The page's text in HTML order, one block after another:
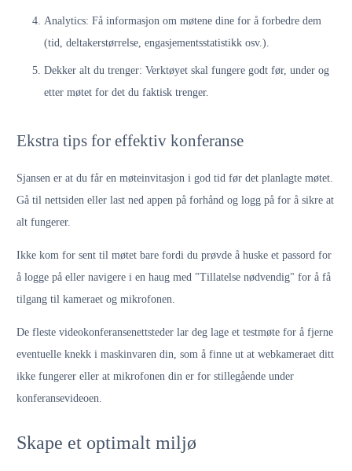
Analytics: Få informasjon om møtene dine for å forbedre dem
(tid, deltakerstørrelse, engasjementsstatistikk osv.).
Dekker alt du trenger: Verktøyet skal fungere godt før, under og
etter møtet for det du faktisk trenger.
Ekstra tips for effektiv konferanse
Sjansen er at du får en møteinvitasjon i god tid før det planlagte møtet.
Gå til nettsiden eller last ned appen på forhånd og logg på for å sikre at
alt fungerer.
Ikke kom for sent til møtet bare fordi du prøvde å huske et passord for
å logge på eller navigere i en haug med "Tillatelse nødvendig" for å få
tilgang til kameraet og mikrofonen.
De fleste videokonferansenettsteder lar deg lage et testmøte for å fjerne
eventuelle knekk i maskinvaren din, som å finne ut at webkameraet ditt
ikke fungerer eller at mikrofonen din er for stillegående under
konferansevideoen.
Skape et optimalt miljø